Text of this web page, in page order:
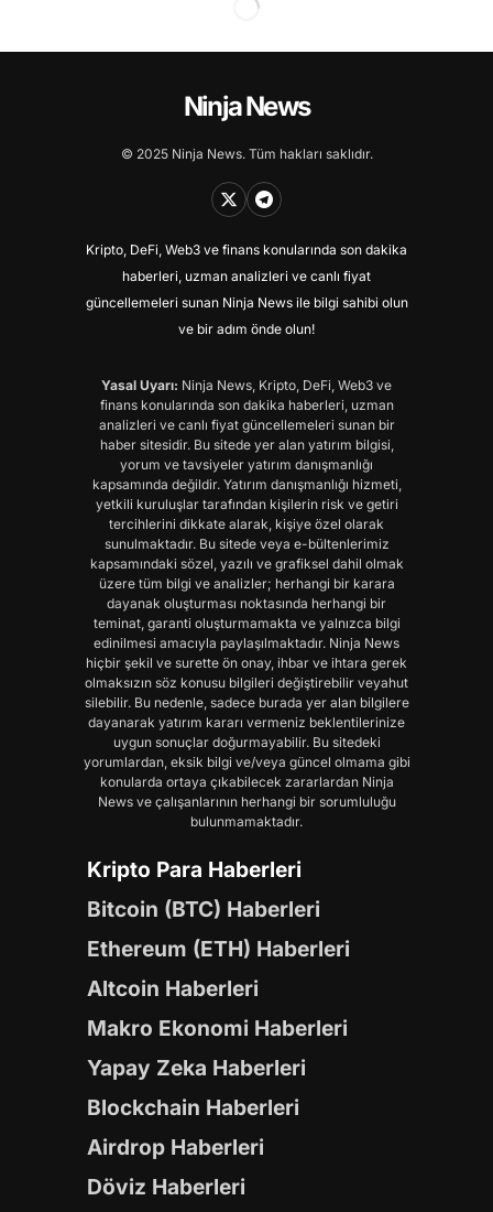
Ninja News
© 2025 Ninja News. Tüm hakları saklıdır.
Kripto, DeFi, Web3 ve finans konularında son dakika
haberleri, uzman analizleri ve canlı fiyat
güncellemeleri sunan Ninja News ile bilgi sahibi olun
ve bir adım önde olun!
Yasal Uyarı: Ninja News, Kripto, DeFi, Web3 ve
finans konularında son dakika haberleri, uzman
analizleri ve canlı fiyat güncellemeleri sunan bir
haber sitesidir. Bu sitede yer alan yatırım bilgisi,
yorum ve tavsiyeler yatırım danışmanlığı
kapsamında değildir. Yatırım danışmanlığı hizmeti,
yetkili kuruluşlar tarafından kişilerin risk ve getiri
tercihlerini dikkate alarak, kişiye özel olarak
sunulmaktadır. Bu sitede veya e-bültenlerimiz
kapsamındaki sözel, yazılı ve grafiksel dahil olmak
üzere tüm bilgi ve analizler; herhangi bir karara
dayanak oluşturması noktasında herhangi bir
teminat, garanti oluşturmamakta ve yalnızca bilgi
edinilmesi amacıyla paylaşılmaktadır. Ninja News
hiçbir şekil ve surette ön onay, ihbar ve ihtara gerek
olmaksızın söz konusu bilgileri değiştirebilir veyahut
silebilir. Bu nedenle, sadece burada yer alan bilgilere
dayanarak yatırım kararı vermeniz beklentilerinize
uygun sonuçlar doğurmayabilir. Bu sitedeki
yorumlardan, eksik bilgi ve/veya güncel olmama gibi
konularda ortaya çıkabilecek zararlardan Ninja
News ve çalışanlarının herhangi bir sorumluluğu
bulunmamaktadır.
Kripto Para Haberleri
Bitcoin (BTC) Haberleri
Ethereum (ETH) Haberleri
Altcoin Haberleri
Makro Ekonomi Haberleri
Yapay Zeka Haberleri
Blockchain Haberleri
Airdrop Haberleri
Döviz Haberleri